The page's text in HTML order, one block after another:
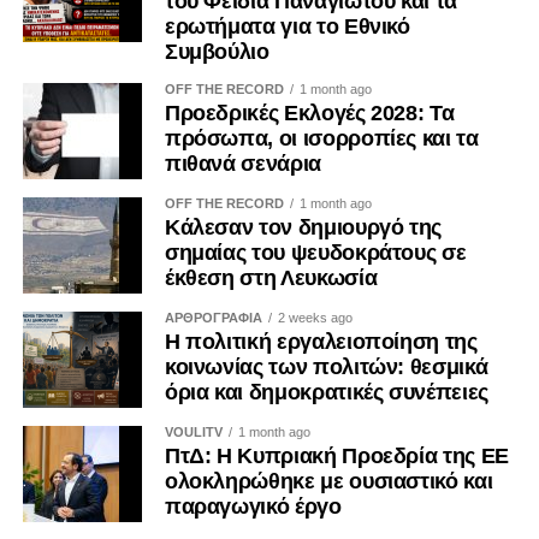
Η ψηφιακή επικοινωνία διευρύνει περαιτέρω το πεδίο της
αποσπάσματα και χορηγούμενες αναρτήσεις μπορούν να
αναπαράγουν για μεγάλο χρονικό διάστημα μια
περιορισμένη δράση, δημιουργώντας την εντύπωση
αποδοχής. Ο Κανονισμός (ΕΕ) 2024/900 για τη διαφάνεια
και τη στόχευση της πολιτικής διαφήμισης, ο οποίος
εφαρμόζεται κατά το μεγαλύτερο μέρος του από τις 10
του πολιτικού διαφημιστικού περιεχομένου και
γνωστοποίησης του χρηματοδότη. Μολονότι κάθε
ανάρτηση κοινωνικού φορέα δεν συνιστά πολιτική
κοινωνικό περιεχόμενο χρηματοδοτείται ή
επαναχρησιμοποιείται με σκοπό την εκλογική ή πολιτική
επιρροή.
ερωτήματα για το Εθνικό
Συμβούλιο
OFF THE RECORD 1 month ago
Προεδρικές Εκλογές 2028: Τα
πρόσωπα, οι ισορροπίες και τα
πιθανά σενάρια
OFF THE RECORD 1 month ago
Κάλεσαν τον δημιουργό της
σημαίας του ψευδοκράτους σε
έκθεση στη Λευκωσία
ΑΡΘΡΟΓΡΑΦΙΑ 2 weeks ago
Η πολιτική εργαλειοποίηση της
κοινωνίας των πολιτών: θεσμικά
όρια και δημοκρατικές συνέπειες
VOULITV 1 month ago
ΠτΔ: Η Κυπριακή Προεδρία της ΕΕ
ολοκληρώθηκε με ουσιαστικό και
παραγωγικό έργο